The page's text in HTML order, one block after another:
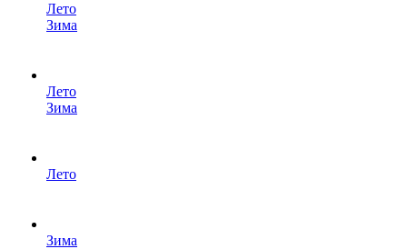
Лето
Зима
Лето
Зима
Лето
Зима